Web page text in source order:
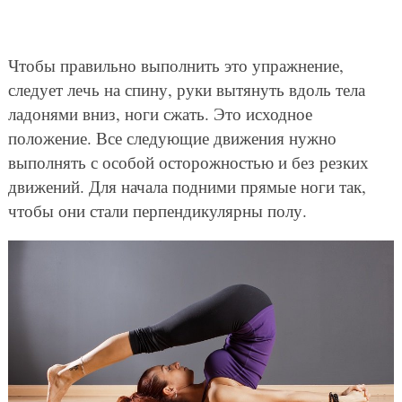
Чтобы правильно выполнить это упражнение,
следует лечь на спину, руки вытянуть вдоль тела
ладонями вниз, ноги сжать. Это исходное
положение. Все следующие движения нужно
выполнять с особой осторожностью и без резких
движений. Для начала подними прямые ноги так,
чтобы они стали перпендикулярны полу.